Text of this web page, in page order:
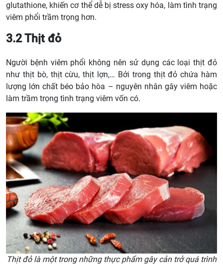
glutathione, khiến cơ thể dễ bị stress oxy hóa, làm tình trạng
viêm phổi trầm trọng hơn.
3.2 Thịt đỏ
Người bệnh viêm phổi không nên sử dụng các loại thịt đỏ
như thịt bò, thịt cừu, thịt lợn,… Bởi trong thịt đỏ chứa hàm
lượng lớn chất béo bảo hòa – nguyên nhân gây viêm hoặc
làm trầm trọng tình trạng viêm vốn có.
Thịt đỏ là một trong những thực phẩm gây cản trở quá trình